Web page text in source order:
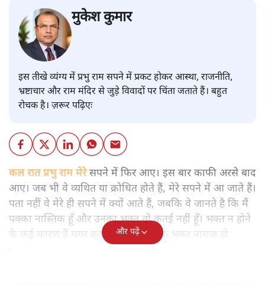
मुकेश कुमार
इस तीखे व्यंग्य में प्रभु राम सपने में प्रकट होकर आस्था, राजनीति,
भ्रष्टाचार और राम मंदिर से जुड़े विवादों पर चिंता जताते हैं। बहुत
रोचक है। ज़रूर पढ़िएः
कल रात प्रभु राम मेरेसपने में फिर आए। इस बार काफी अरसे बाद
आए। जब भी वे व्यथित या क्रोधित होते हैं, मेरे सपने में आ जाते हैं।
पता नहीं वे मेरे ही सपने में क्यों आते हैं, जबकि वे जानते है कि मैं
पक्का नास्तिक हूँ और उनका भक्त तो कतई नहीं हूँ। भक्त न होने
के कई कारण हैं मगर बताऊँगा नहीं क्योंकि भक्त नाराज़ हो
जाएंगे।
और पढ़ें